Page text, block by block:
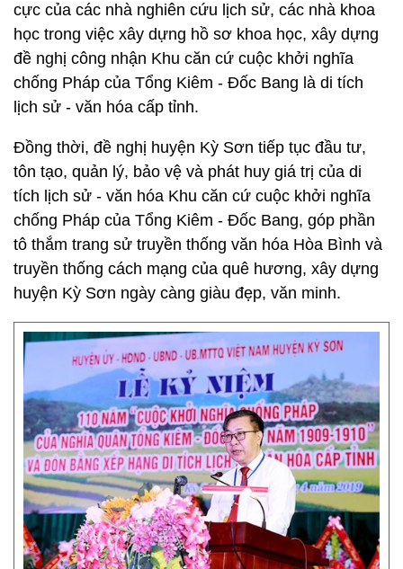
cực của các nhà nghiên cứu lịch sử, các nhà khoa
học trong việc xây dựng hồ sơ khoa học, xây dựng
đề nghị công nhận Khu căn cứ cuộc khởi nghĩa
chống Pháp của Tổng Kiêm - Đốc Bang là di tích
lịch sử - văn hóa cấp tỉnh.
Đồng thời, đề nghị huyện Kỳ Sơn tiếp tục đầu tư,
tôn tạo, quản lý, bảo vệ và phát huy giá trị của di
tích lịch sử - văn hóa Khu căn cứ cuộc khởi nghĩa
chống Pháp của Tổng Kiêm - Đốc Bang, góp phần
tô thắm trang sử truyền thống văn hóa Hòa Bình và
truyền thống cách mạng của quê hương, xây dựng
huyện Kỳ Sơn ngày càng giàu đẹp, văn minh.